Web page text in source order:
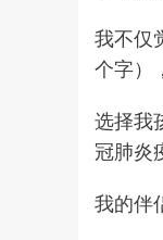
我不仅
个字）
选择我
冠肺炎
我的伴